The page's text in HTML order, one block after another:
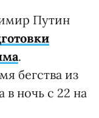
Путин
.
бегства из
ночь с 22 на